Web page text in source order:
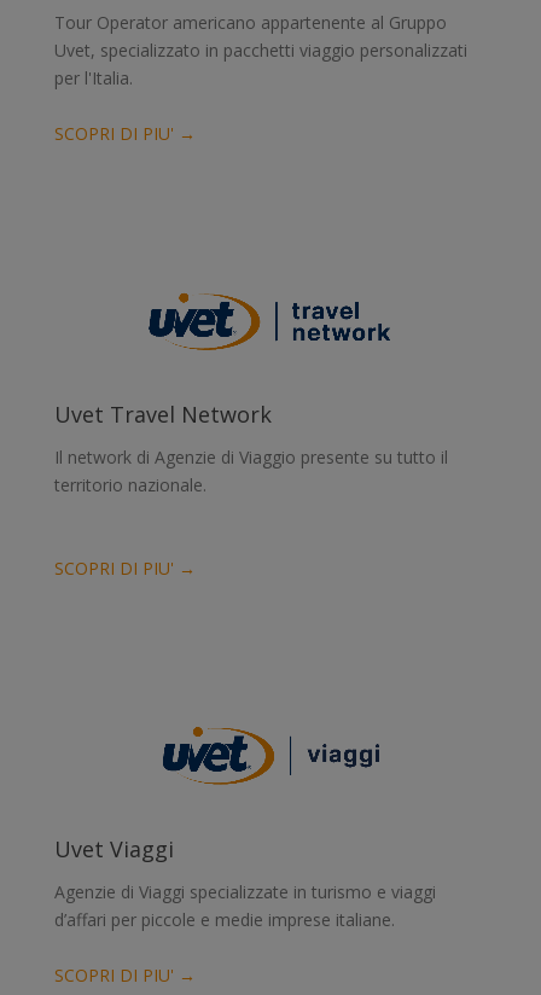
Tour Operator americano appartenente al Gruppo
Uvet, specializzato in pacchetti viaggio personalizzati
per l'Italia.
SCOPRI DI PIU' →
Uvet Travel Network
Il network di Agenzie di Viaggio presente su tutto il
territorio nazionale.
SCOPRI DI PIU' →
Uvet Viaggi
Agenzie di Viaggi specializzate in turismo e viaggi
d’affari per piccole e medie imprese italiane.
SCOPRI DI PIU' →